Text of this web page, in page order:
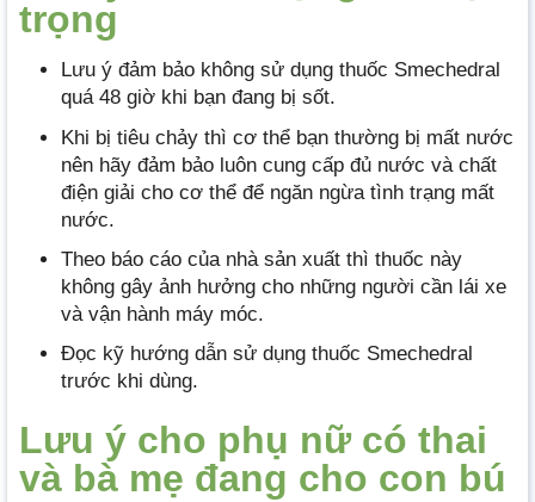
trọng
Lưu ý đảm bảo không sử dụng thuốc Smechedral
quá 48 giờ khi bạn đang bị sốt.
Khi bị tiêu chảy thì cơ thể bạn thường bị mất nước
nên hãy đảm bảo luôn cung cấp đủ nước và chất
điện giải cho cơ thể để ngăn ngừa tình trạng mất
nước.
Theo báo cáo của nhà sản xuất thì thuốc này
không gây ảnh hưởng cho những người cần lái xe
và vận hành máy móc.
Đọc kỹ hướng dẫn sử dụng thuốc Smechedral
trước khi dùng.
Lưu ý cho phụ nữ có thai
và bà mẹ đang cho con bú